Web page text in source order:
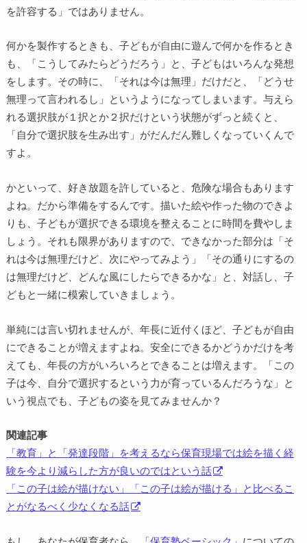
を許容する」ではありません。
何かを製作するときも、子どもが自由に遊んで何かを作るとき
も、「こうしてみたらどうだろう」と、子どもはいろんな発想
をします。その時に、「それは今は無理」だけだと、「どうせ
無理って言われるし」というようになってしまいます。与えら
れる選択肢が１択とか２択だけという状態がずっと続くと、
「自分で選択肢を生み出す」がだんだん難しくなっていくんで
すよ。
かといって、好き放題を許していると、危険な場合もあります
よね。だから準備をするんです。描いた絵や作った物のできよ
りも、子どもが選択できる環境を整えることに時間を費やしま
しょう。それも限界がありますので、できなかった部分は「そ
れは今は無理だけど、次にやってみよう」「その通りにするの
は無理だけど、どんな風にしたらできるかな」と、対話し、子
どもと一緒に模索していきましょう。
単純には言い切れませんが、年長に近付くほど、子どもが自由
にできることが増えますよね。安全にできるかどうかだけを考
えても、年長の方がいろいろとできることは増えます。「この
子は今、自分で選択するという力が育っているんだろうな」と
いう視点でも、子どもの姿を見てみませんか？
関連記事
「教育」と「発達段階」を考えるなら保育現場では絵を描く経
験を今より減らした方が良いのではという話
「この子は絵が描けない」「この子は絵が描ける」と比べるこ
とがなるべく少なくなる話